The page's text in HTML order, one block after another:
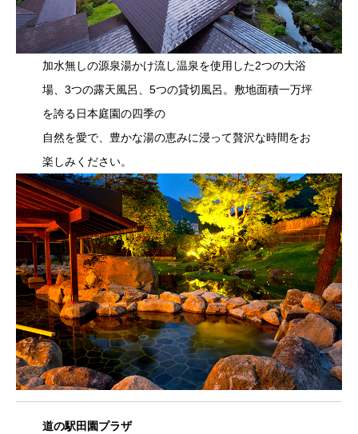
加水無しの源泉湯かけ流し温泉を使用した2つの大浴
場、3つの露天風呂、5つの貸切風呂。敷地面積一万坪
を誇る日本庭園の四季の
自然を愛で、豊かな湯の恵みに浸って贅沢な時間をお
楽しみください。
道の駅田園プラザ